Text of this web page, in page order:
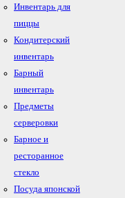
Инвентарь для
пиццы
Кондитерский
инвентарь
Барный
инвентарь
Предметы
серверовки
Барное и
ресторанное
стекло
Посуда японской